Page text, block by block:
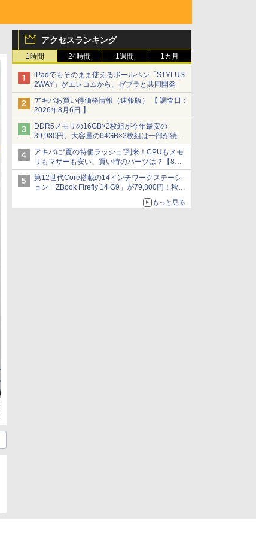
アクセスランキング
1時間 24時間 1週間 1カ月
iPadでもそのまま使えるボールペン「STYLUS
2WAY」がエレコムから、ゼブラと共同開発
アキバお買い得価格情報（速報版） 【 調査日：
2026年8月6日 】
DDR5メモリの16GB×2枚組が今年最安の
39,980円、大容量の64GB×2枚組は一部が続騰
[8月前半のメモリ価格]
アキバに“夏の特価ラッシュ”到来！CPUもメモ
リもマザーも安い、買い時のパーツは？【8月7
日(金)22時配信】
第12世代Core搭載の14インチワークステーシ
ョン「ZBook Firefly 14 G9」が79,800円！秋葉
もっと見る